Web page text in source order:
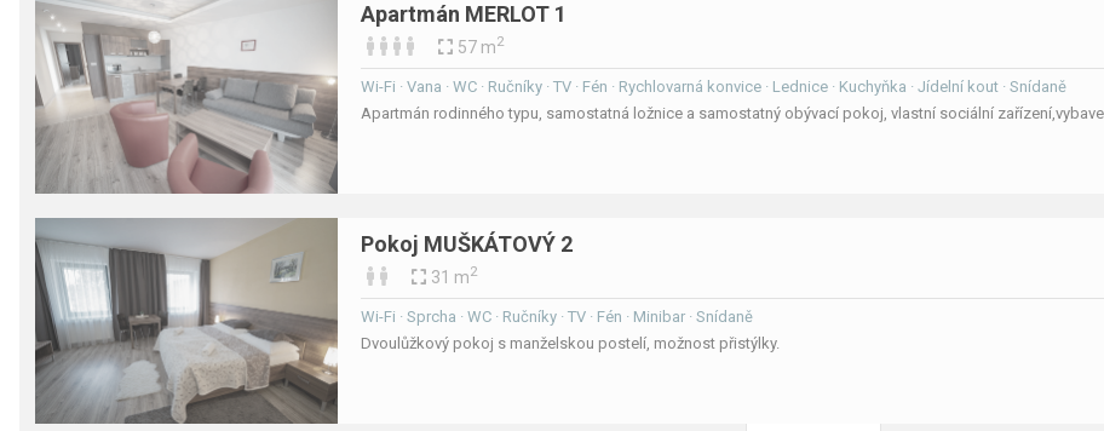
Apartmán MERLOT 1
57 m2
Wi-Fi · Vana · WC · Ručníky · TV · Fén · Rychlovarná konvice · Lednice · Kuchyňka · Jídelní kout · Snídaně
Apartmán rodinného typu, samostatná ložnice a samostatný obývací pokoj, vlastní sociální
Pokoj MUŠKÁTOVÝ 2
31 m2
Wi-Fi · Sprcha · WC · Ručníky · TV · Fén · Minibar · Snídaně
Dvoulůžkový pokoj s manželskou postelí, možnost přistýlky.